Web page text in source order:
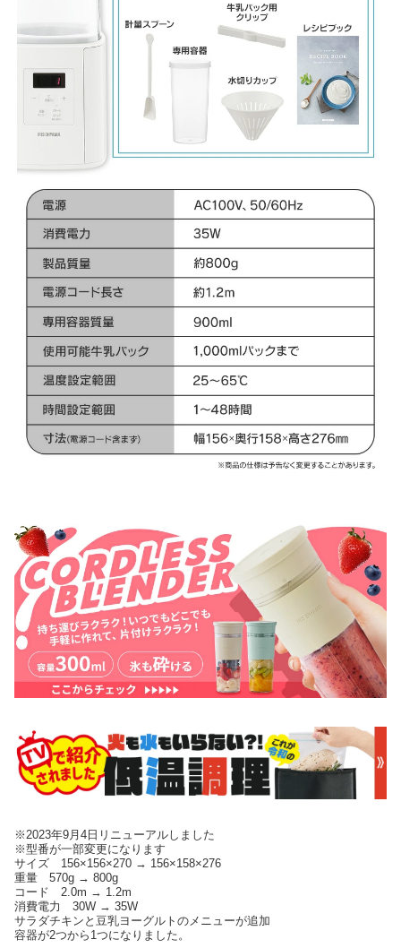
※2023年9月4日リニューアルしました
※型番が一部変更になります
サイズ 156×156×270 → 156×158×276
重量 570g → 800g
コード 2.0m → 1.2m
消費電力 30W → 35W
サラダチキンと豆乳ヨーグルトのメニューが追加
容器が2つから1つになりました。